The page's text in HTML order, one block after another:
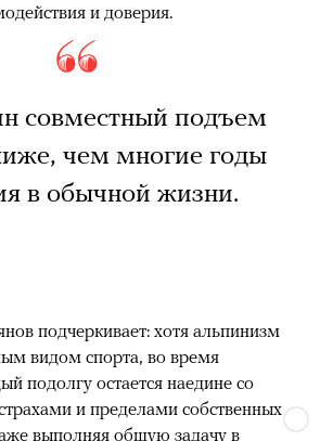
и доверия.
совместный подъем
чем многие годы
в обычной жизни.
подчеркивает: хотя альпинизм
видом спорта, во время
подолгу остается наедине со
и пределами собственных
выполняя общую задачу в